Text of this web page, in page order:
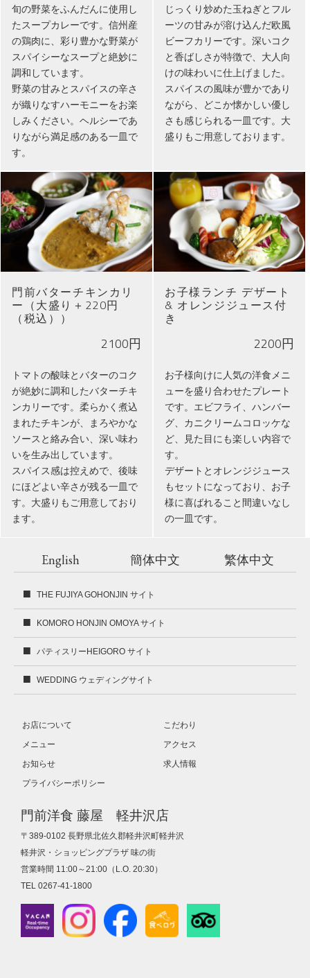
旬の野菜をふんだんに使用し
たスープカレーです。信州産
の鶏肉に、彩り豊かな野菜が
スパイシーなスープと絶妙に
調和しています。
野菜の甘みとスパイスの辛さ
が織りなすハーモニーをお楽
しみください。ヘルシーであ
りながら満足感のある一皿で
す。
じっくり炒めた玉ねぎとフル
ーツの甘みが溶け込んだ欧風
ビーフカリーです。深いコク
と香ばしさが特徴で、大人向
けの味わいに仕上げました。
スパイスの風味が豊かであり
ながら、どこか懐かしい優し
さも感じられる一皿です。大
盛りもご用意しております。
門前バターチキンカリ
ー（大盛り＋220円
（税込））
2100円
トマトの酸味とバターのコク
が絶妙に調和したバターチキ
ンカリーです。柔らかく煮込
まれたチキンが、まろやかな
ソースと絡み合い、深い味わ
いを生み出しています。
スパイス感は控えめで、後味
にほどよい辛さが残る一皿で
す。大盛りもご用意しており
ます。
お子様ランチ デザート
& オレンジジュース付
き
2200円
お子様向けに人気の洋食メニ
ューを盛り合わせたプレート
です。エビフライ、ハンバー
グ、カニクリームコロッケな
ど、見た目にも楽しい内容で
す。
デザートとオレンジジュース
もセットになっており、お子
様に喜ばれること間違いなし
の一皿です。
English 簡体中文 繁体中文
THE FUJIYA GOHONJIN サイト
KOMORO HONJIN OMOYA サイト
パティスリーHEIGORO サイト
WEDDING ウェディングサイト
お店について
こだわり
メニュー
アクセス
お知らせ
求人情報
プライバシーポリシー
門前洋食 藤屋 軽井沢店
〒389-0102 長野県北佐久郡軽井沢町軽井沢
軽井沢・ショッピングプラザ 味の街
営業時間 11:00～21:00（L.O. 20:30）
TEL 0267-41-1800
Vacan Instagram Facebook Tabelog Tripadvisor